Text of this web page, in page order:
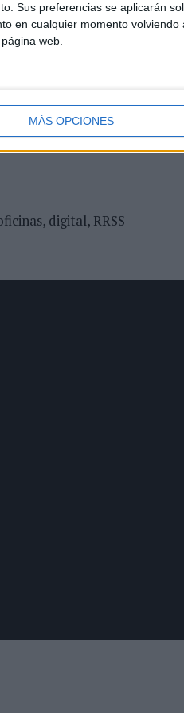
Sus preferencias se aplicarán
en cualquier momento
web.
MÁS OPCIONES
Bauza
digital, RRSS